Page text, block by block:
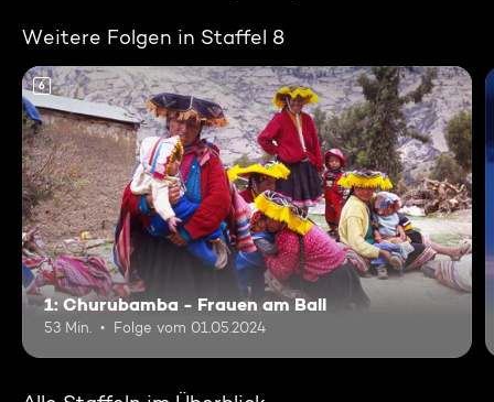
Weitere Folgen in Staffel 8
6
1: Churubamba - Frauen am Ball
53 Min. Folge vom 01.05.2024